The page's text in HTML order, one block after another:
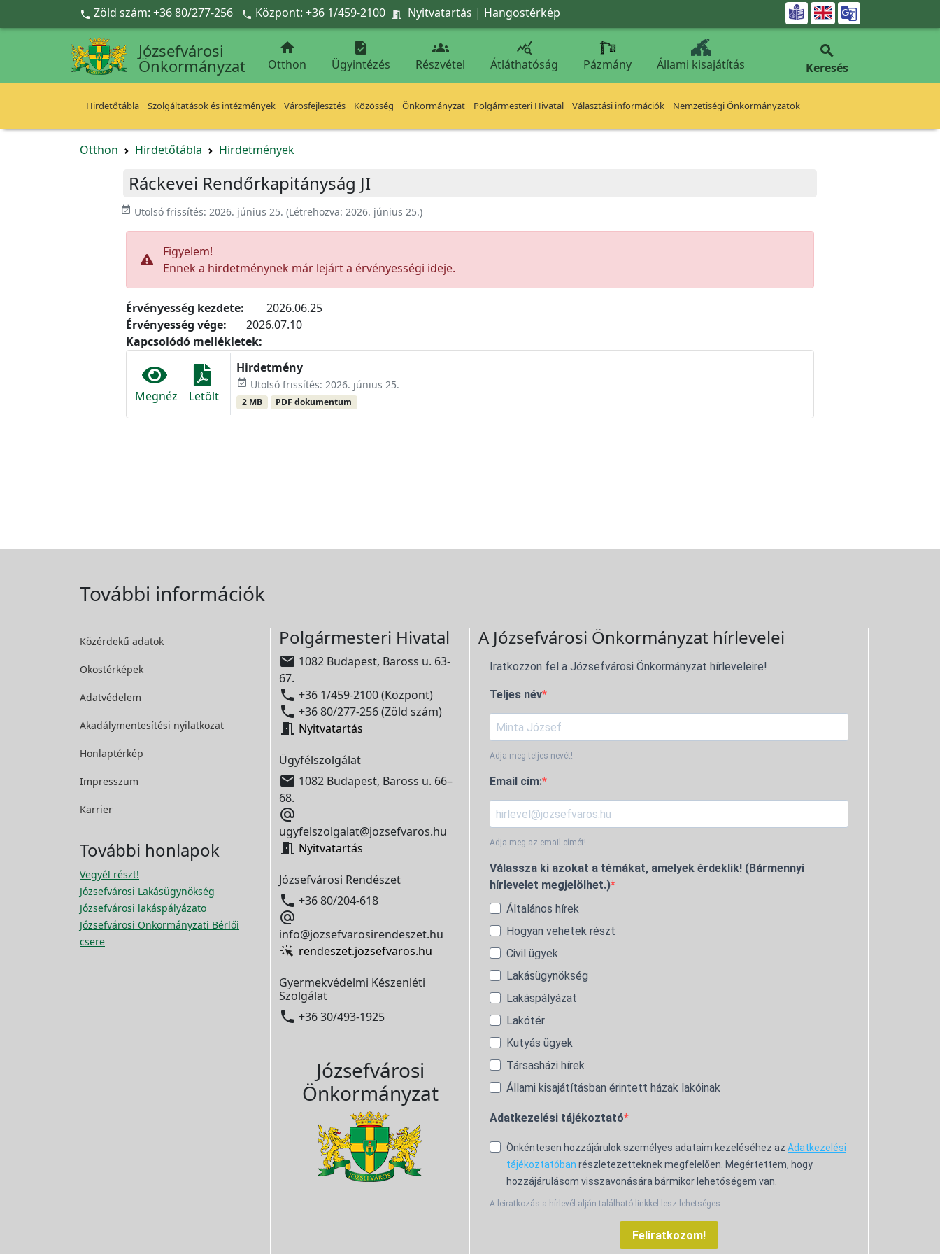
Ugrás a fő tartalomra
 Zöld szám: +36 80/277-256  Központ: +36 1/459-2100  Nyitvatartás | Hangostérkép 
Józsefvárosi
Önkormányzat

Otthon

Ügyintézés

Részvétel

Átláthatóság Pázmány Állami kisajátítás

Keresés
Hirdetőtábla Szolgáltatások és intézmények Városfejlesztés Közösség Önkormányzat Polgármesteri Hivatal Választási információk Nemzetiségi Önkormányzatok
Otthon Hirdetőtábla Hirdetmények
Ráckevei Rendőrkapitányság JI
event_available Utolsó frissítés: 2026. június 25. (Létrehozva: 2026. június 25.)
Figyelem!
Ennek a hirdetménynek már lejárt a érvényességi ideje.
Érvényesség kezdete:
2026.06.25
Érvényesség vége:
2026.07.10
Kapcsolódó mellékletek:
Megnéz Letölt
Hirdetmény
event_available Utolsó frissítés: 2026. június 25.
2 MB PDF dokumentum
További információk
Közérdekű adatok
Okostérképek
Adatvédelem
Akadálymentesítési nyilatkozat
Honlaptérkép
Impresszum
Karrier
További honlapok
Vegyél részt!
Józsefvárosi Lakásügynökség
Józsefvárosi lakáspályázato
Józsefvárosi Önkormányzati Bérlői
csere
Polgármesteri Hivatal
 1082 Budapest, Baross u. 63-
67.
 +36 1/459-2100 (Központ)
 +36 80/277-256 (Zöld szám)
 Nyitvatartás
Ügyfélszolgálat
 1082 Budapest, Baross u. 66–
68.

ugyfelszolgalat@jozsefvaros.hu
 Nyitvatartás
Józsefvárosi Rendészet
 +36 80/204-618

info@jozsefvarosirendeszet.hu
rendeszet.jozsefvaros.hu
Gyermekvédelmi Készenléti
Szolgálat
 +36 30/493-1925
Józsefvárosi
Önkormányzat
A Józsefvárosi Önkormányzat hírlevelei
Iratkozzon fel a Józsefvárosi Önkormányzat hírleveleire!
Teljes név
Adja meg teljes nevét!
Email cím:
Adja meg az email címét!
Válassza ki azokat a témákat, amelyek érdeklik! (Bármennyi
hírlevelet megjelölhet.)
Általános hírek
Hogyan vehetek részt
Civil ügyek
Lakásügynökség
Lakáspályázat
Lakótér
Kutyás ügyek
Társasházi hírek
Állami kisajátításban érintett házak lakóinak
Adatkezelési tájékoztató
Önkéntesen hozzájárulok személyes adataim kezeléséhez az Adatkezelési
tájékoztatóban részletezetteknek megfelelően. Megértettem, hogy
hozzájárulásom visszavonására bármikor lehetőségem van.
A leiratkozás a hírlevél alján található linkkel lesz lehetséges.
Feliratkozom!